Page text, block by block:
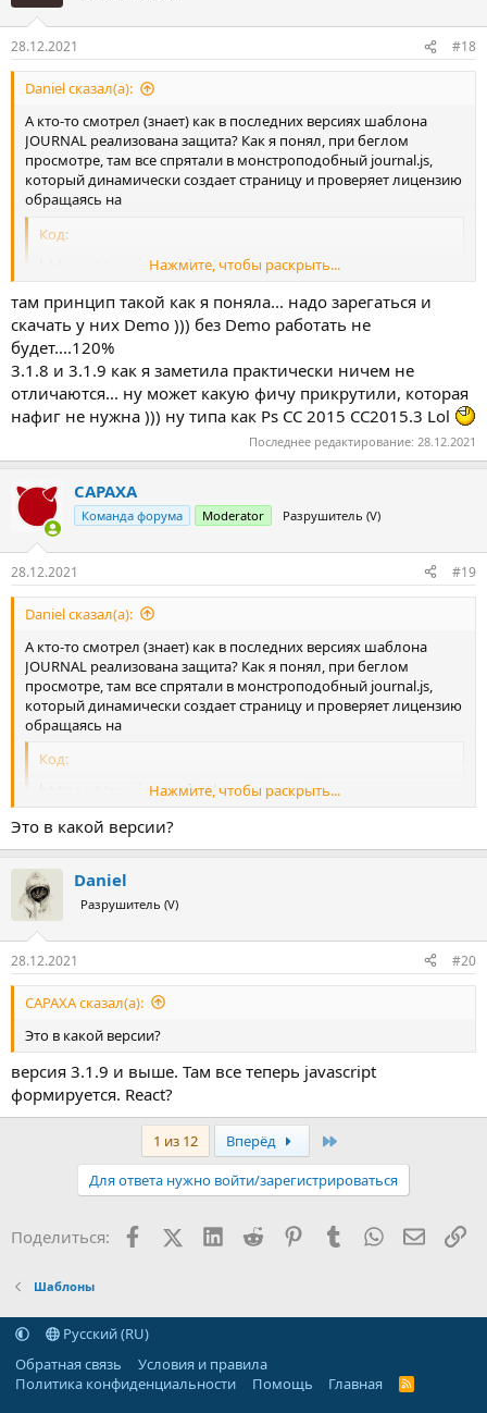
28.12.2021 #18
Daniel сказал(а):
А кто-то смотрел (знает) как в последних версиях шаблона
JOURNAL реализована защита? Как я понял, при беглом
просмотре, там все спрятали в монстроподобный journal.js,
который динамически создает страницу и проверяет лицензию
обращаясь на
Код:
https://my.journal-theme.com/api
куда он передает домен, идентификатор пользователя на
ThemeForest и код покупки.
JSON:
{
"license_user": "" ,
"version"
"domain_id":
"47c7088f58cbeeff"
}
В ответ должно прийти что-то в формате json, что пройдет
проверку, после чего будут отображаться настройки шаблона
{"status":"success","data" :{"domain":"domain.com"
Нажмите, чтобы раскрыть...
там принцип такой как я поняла... надо зарегаться и
скачать у них Demo ))) без Demo работать не
будет....120%
3.1.8 и 3.1.9 как я заметила практически ничем не
отличаются... ну может какую фичу прикрутили, которая
нафиг не нужна ))) ну типа как Ps СС 2015 СС2015.3 Lol
Последнее редактирование: 28.12.2021
CAPAXA
Команда форума Moderator Разрушитель (V)
28.12.2021 #19
Daniel сказал(а):
А кто-то смотрел (знает) как в последних версиях шаблона
JOURNAL реализована защита? Как я понял, при беглом
просмотре, там все спрятали в монстроподобный journal.js,
который динамически создает страницу и проверяет лицензию
обращаясь на
Код:
https://my.journal-theme.com/api
куда он передает домен, идентификатор пользователя на
ThemeForest и код покупки.
JSON:
{
"license_user": "",
"license_key"
"domain": "domain.com",
"platform":
"domain_id"
В ответ должно прийти что-то в формате json, что пройдет
проверку, после чего будут отображаться настройки шаблона
"status":"success","data":{"domain":"domain.com"
Нажмите, чтобы раскрыть...
Это в какой версии?
Daniel
Разрушитель (V)
28.12.2021 #20
CAPAXA сказал(а):
Это в какой версии?
версия 3.1.9 и выше. Там все теперь javascript
формируется. React?
1 из 12 Вперёд
Для ответа нужно войти/зарегистрироваться
Поделиться: FacebookX (Twitter)
LinkedIn
Reddit PinterestTumblr WhatsApp
Шаблоны
Русский (RU)
Обратная связь
Условия и правила
Политика конфиденциальности
Помощь Главная
R